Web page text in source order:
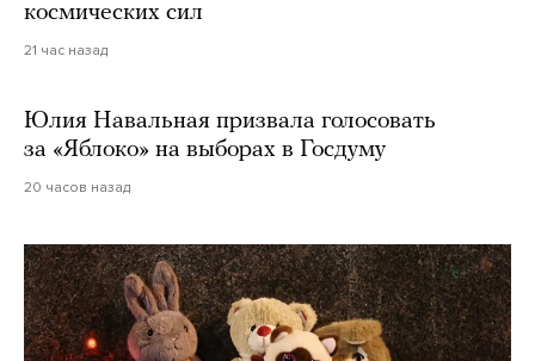
космических сил
21 час назад
Юлия Навальная призвала голосовать
за «Яблоко» на выборах в Госдуму
20 часов назад